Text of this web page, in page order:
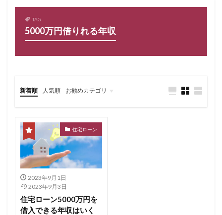
TAG
5000万円借りれる年収
新着順 人気順 お勧めカテゴリ
住宅ローン
2023年9月1日
2023年9月3日
住宅ローン5000万円を
借入できる年収はいく